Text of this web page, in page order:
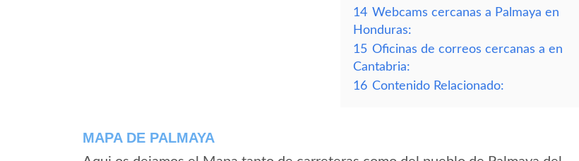
14 Webcams cercanas a Palmaya en
Honduras:
15 Oficinas de correos cercanas a en
Cantabria:
16 Contenido Relacionado:
MAPA DE PALMAYA